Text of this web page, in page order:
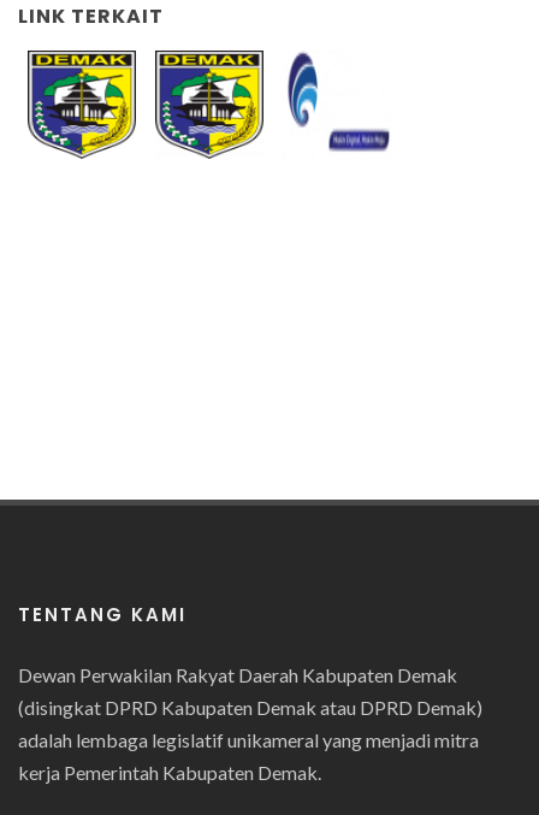
LINK TERKAIT
TENTANG KAMI
Dewan Perwakilan Rakyat Daerah Kabupaten Demak
(disingkat DPRD Kabupaten Demak atau DPRD Demak)
adalah lembaga legislatif unikameral yang menjadi mitra
kerja Pemerintah Kabupaten Demak.